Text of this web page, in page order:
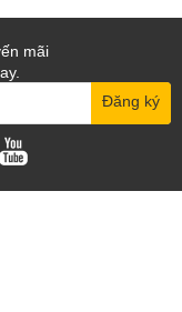
mãi
Đăng ký